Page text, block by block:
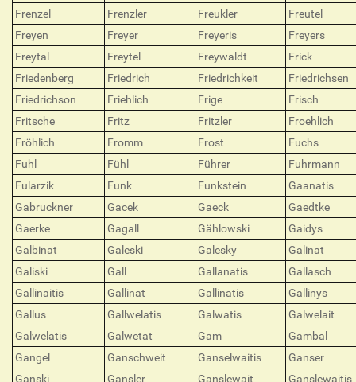
Frenzel
Frenzler Freukler
Freutel
Freyen
Freyer Freyeris
Freyers
Freytal
Freytel Freywaldt
Frick
Friedenberg
Friedrich Friedrichkeit
Friedrichsen
Friedrichson
Friehlich Frige
Frisch
Fritsche
Fritz Fritzler
Froehlich
Fröhlich
Fromm Frost
Fuchs
Fuhl
Fühl Führer
Fuhrmann
Fularzik
Funk Funkstein
Gaanatis
Gabruckner
Gacek Gaeck
Gaedtke
Gaerke
Gagall Gählowski
Gaidys
Galbinat
Galeski Galesky
Galinat
Galiski
Gall Gallanatis
Gallasch
Gallinaitis
Gallinat Gallinatis
Gallinys
Gallus
Gallwelatis Galwatis
Galwelait
Galwelatis
Galwetat Gam
Gambal
Gangel
Ganschweit Ganselwaitis
Ganser
Ganski
Gansler Ganslewait Ganslewaitis